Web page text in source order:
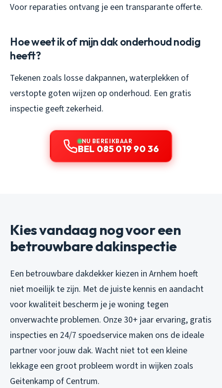
Voor reparaties ontvang je een transparante offerte.
Hoe weet ik of mijn dak onderhoud nodig
heeft?
Tekenen zoals losse dakpannen, waterplekken of
verstopte goten wijzen op onderhoud. Een gratis
inspectie geeft zekerheid.
NU BEREIKBAAR
BEL 085 019 90 36
Kies vandaag nog voor een
betrouwbare dakinspectie
Een betrouwbare dakdekker kiezen in Arnhem hoeft
niet moeilijk te zijn. Met de juiste kennis en aandacht
voor kwaliteit bescherm je je woning tegen
onverwachte problemen. Onze 30+ jaar ervaring, gratis
inspecties en 24/7 spoedservice maken ons de ideale
partner voor jouw dak. Wacht niet tot een kleine
lekkage een groot probleem wordt in wijken zoals
Geitenkamp of Centrum.